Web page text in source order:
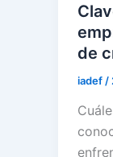
de
iadef /